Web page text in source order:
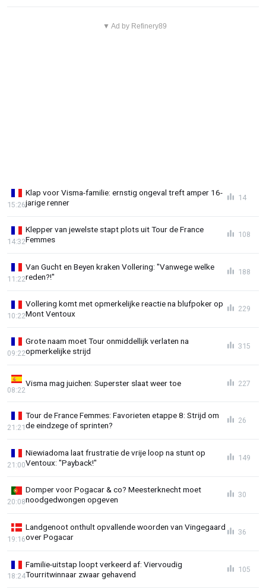
▼ Ad by Refinery89
Klap voor Visma-familie: ernstig ongeval treft amper 16-
jarige renner
15:26
14
Klepper van jewelste stapt plots uit Tour de France
Femmes
14:32
108
Van Gucht en Beyen kraken Vollering: "Vanwege welke
reden?!"
11:22
188
Vollering komt met opmerkelijke reactie na blufpoker op
Mont Ventoux
10:22
229
Grote naam moet Tour onmiddellijk verlaten na
opmerkelijke strijd
09:22
315
Visma mag juichen: Superster slaat weer toe
08:22
227
Tour de France Femmes: Favorieten etappe 8: Strijd om
de eindzege of sprinten?
21:21
26
Niewiadoma laat frustratie de vrije loop na stunt op
Ventoux: "Payback!"
21:00
149
Domper voor Pogacar & co? Meesterknecht moet
noodgedwongen opgeven
20:08
30
Landgenoot onthult opvallende woorden van Vingegaard
over Pogacar
19:16
36
Familie-uitstap loopt verkeerd af: Viervoudig
Tourritwinnaar zwaar gehavend
18:24
105